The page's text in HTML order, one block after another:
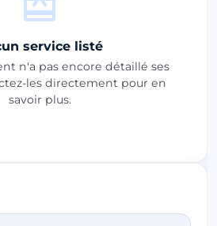
service listé
n'a pas encore détaillé ses
les directement pour en
savoir plus.